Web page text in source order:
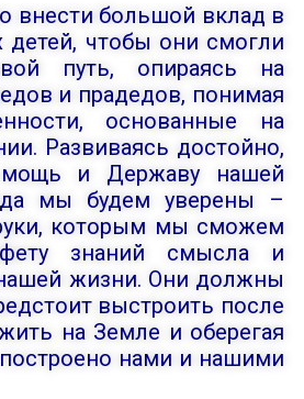
внести большой вклад в
детей, чтобы они смогли
путь, опираясь на
и прадедов, понимая
основанные на
Развиваясь достойно,
мощь и Державу нашей
мы будем уверены –
которым мы сможем
знаний смысла и
жизни. Они должны
выстроить после
на Земле и оберегая
нами и нашими